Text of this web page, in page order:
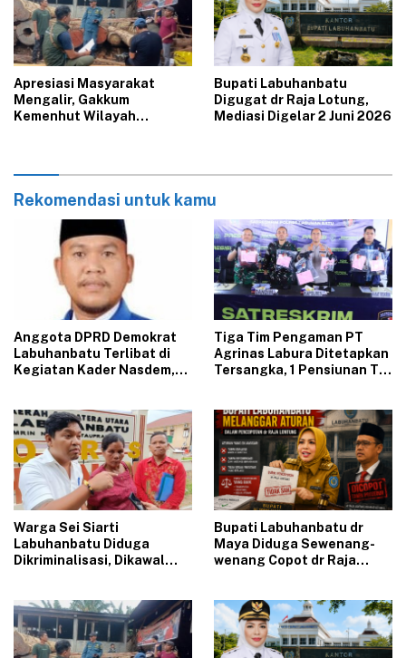
Apresiasi Masyarakat
Mengalir, Gakkum
Kemenhut Wilayah
‎Bupati Labuhanbatu
Digugat dr Raja Lotung,
Mediasi Digelar 2 Juni 2026
Rekomendasi untuk kamu
‎Anggota DPRD Demokrat
Labuhanbatu Terlibat di
Kegiatan Kader Nasdem,
Tiga Tim Pengaman PT
Agrinas Labura Ditetapkan
Tersangka, 1 Pensiunan TNI
‎Warga Sei Siarti
Labuhanbatu Diduga
Dikriminalisasi, Dikawal
Dilaporkan
‎Bupati Labuhanbatu dr
Maya Diduga Sewenang-
wenang Copot dr Raja
Terbuka